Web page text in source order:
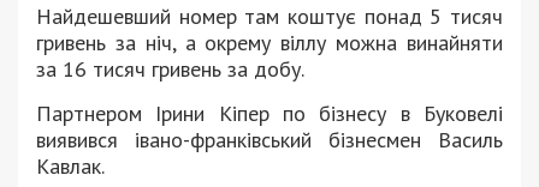
Найдешевший номер там коштує понад 5 тисяч
гривень за ніч, а окрему віллу можна винайняти
за 16 тисяч гривень за добу.
Партнером Ірини Кіпер по бізнесу в Буковелі
виявився івано-франківський бізнесмен Василь
Кавлак.